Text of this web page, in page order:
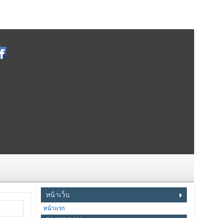
หน้าเว็บ
หน้าแรก